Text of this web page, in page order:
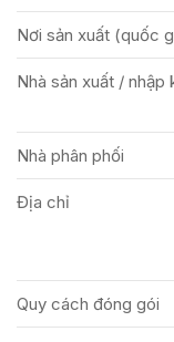
Nơi sản xuất (quốc
Nhà sản xuất / nhập
Nhà phân phối
Địa chỉ
Quy cách đóng gói